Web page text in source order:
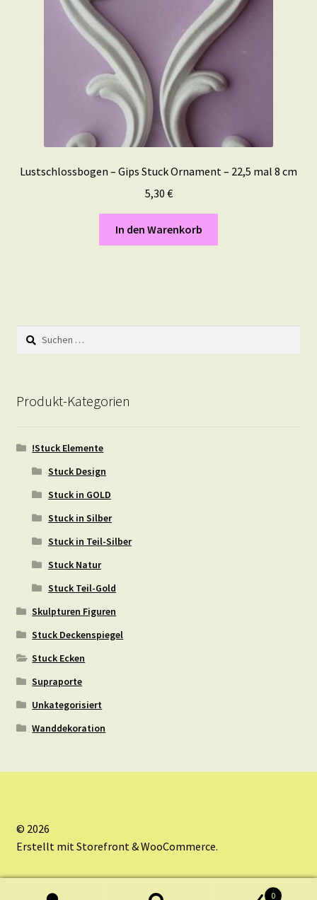
Lustschlossbogen – Gips Stuck Ornament – 22,5 mal 8 cm
5,30 €
In den Warenkorb
Suchen
nach:
Produkt-Kategorien
!Stuck Elemente
Stuck Design
Stuck in GOLD
Stuck in Silber
Stuck in Teil-Silber
Stuck Natur
Stuck Teil-Gold
Skulpturen Figuren
Stuck Deckenspiegel
Stuck Ecken
Supraporte
Unkategorisiert
Wanddekoration
© 2026
Erstellt mit Storefront & WooCommerce.
0